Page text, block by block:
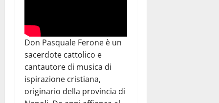
Don Pasquale Ferone è un
sacerdote cattolico e
cantautore di musica di
ispirazione cristiana,
originario della provincia di